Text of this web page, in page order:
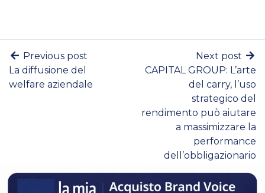
Previous post
La diffusione del
welfare aziendale
Next post
CAPITAL GROUP: L’arte
del carry, l’uso
strategico del
rendimento può aiutare
a massimizzare la
performance
dell’obbligazionario